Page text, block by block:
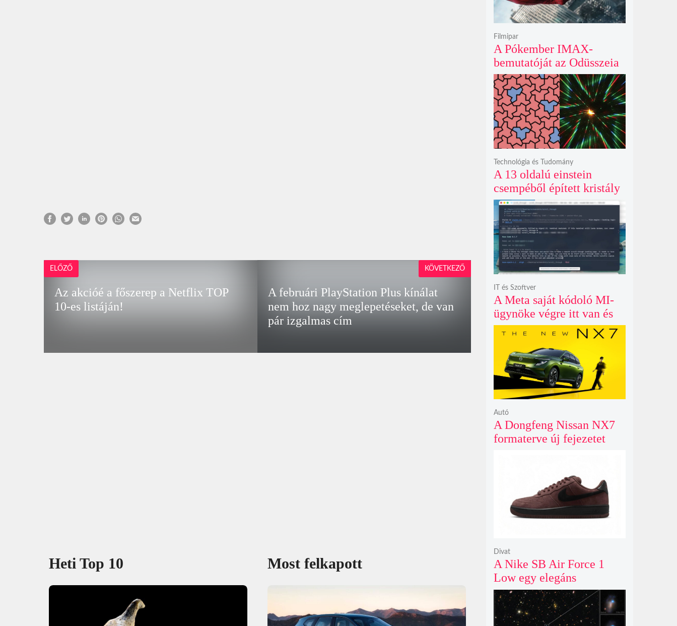
ELŐZŐ
Az akcióé a főszerep a Netflix TOP
10-es listáján!
A februári PlayStation Plus kínálat
nem hoz nagy meglepetéseket, de van
pár izgalmas cím
KÖVETKEZŐ
Heti Top 10 Most felkapott
A Pókember IMAX-
bemutatóját az Odüsszeia
exkluzív vetítési
időszakának lejárta hozza
el
Filmipar
A 13 oldalú einstein
csempéből épített kristály
példátlanul forgó
csillagmintát vetít a fény
polarizációjától függően
Technológia és Tudomány
A Meta saját kódoló MI-
ügynöke végre itt van és
nem fél belenyúlni a
IT és Szoftver
A Dongfeng Nissan NX7
formaterve új fejezetet
Autó
A Nike SB Air Force 1
Low egy elegáns
világosbarna
színváltozatban bukkant
fel újra
Divat